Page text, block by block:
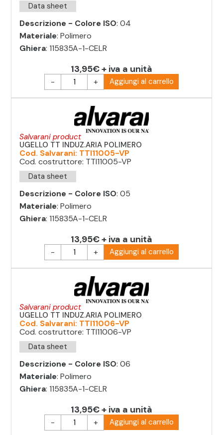
Data sheet
Descrizione - Colore ISO: 04
Materiale: Polimero
Ghiera: 115835A-1-CELR
13,95€ + iva a unità
- + Aggiungi al carrello
Salvarani product
UGELLO TT INDUZ.ARIA POLIMERO
Cod. Salvarani: TTI11005-VP
Cod. costruttore: TTI11005-VP
Data sheet
Descrizione - Colore ISO: 05
Materiale: Polimero
Ghiera: 115835A-1-CELR
13,95€ + iva a unità
- + Aggiungi al carrello
Salvarani product
UGELLO TT INDUZ.ARIA POLIMERO
Cod. Salvarani: TTI11006-VP
Cod. costruttore: TTI11006-VP
Data sheet
Descrizione - Colore ISO: 06
Materiale: Polimero
Ghiera: 115835A-1-CELR
13,95€ + iva a unità
- + Aggiungi al carrello